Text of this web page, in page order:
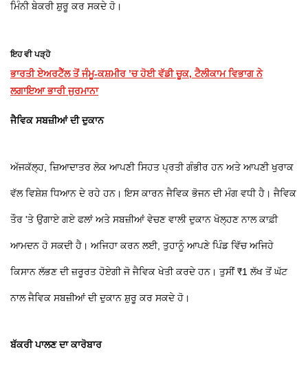
ਮਿੰਨੀ ਬੇਕਰੀ ਸ਼ੁਰੂ ਕਰ ਸਕਦੇ ਹੋ।
ਇਹ ਵੀ ਪੜ੍ਹੋ
ਭਾਰਤੀ ਏਅਰਟੈੱਲ ਤੋਂ ਜੰਮੂ-ਕਸ਼ਮੀਰ ’ਚ ਹੋਈ ਵੱਡੀ ਚੂਕ, ਟੈਲੀਕਾਮ ਵਿਭਾਗ ਨੇ
ਲਗਾਇਆ ਭਾਰੀ ਜੁਰਮਾਨਾ
ਜੈਵਿਕ ਸਬਜ਼ੀਆਂ ਦੀ ਦੁਕਾਨ
ਅੱਜਕੱਲ੍ਹ, ਜ਼ਿਆਦਾਤਰ ਲੋਕ ਆਪਣੀ ਸਿਹਤ ਪ੍ਰਤੀ ਗੰਭੀਰ ਹਨ ਅਤੇ ਆਪਣੀ ਖੁਰਾਕ
ਵੱਲ ਵਿਸ਼ੇਸ਼ ਧਿਆਨ ਦੇ ਰਹੇ ਹਨ। ਇਸ ਕਾਰਨ ਜੈਵਿਕ ਭੋਜਨ ਦੀ ਮੰਗ ਵਧੀ ਹੈ। ਜੈਵਿਕ
ਤੌਰ 'ਤੇ ਉਗਾਏ ਗਏ ਫਲਾਂ ਅਤੇ ਸਬਜ਼ੀਆਂ ਵੇਚਣ ਵਾਲੀ ਦੁਕਾਨ ਖੋਲ੍ਹਣ ਨਾਲ ਕਾਫ਼ੀ
ਆਮਦਨ ਹੋ ਸਕਦੀ ਹੈ। ਅਜਿਹਾ ਕਰਨ ਲਈ, ਤੁਹਾਨੂੰ ਆਪਣੇ ਪਿੰਡ ਵਿੱਚ ਅਜਿਹੇ
ਕਿਸਾਨ ਲੱਭਣ ਦੀ ਜ਼ਰੂਰਤ ਹੋਏਗੀ ਜੋ ਜੈਵਿਕ ਖੇਤੀ ਕਰਦੇ ਹਨ। ਤੁਸੀਂ ₹1 ਲੱਖ ਤੋਂ ਘੱਟ
ਨਾਲ ਜੈਵਿਕ ਸਬਜ਼ੀਆਂ ਦੀ ਦੁਕਾਨ ਸ਼ੁਰੂ ਕਰ ਸਕਦੇ ਹੋ।
ਬੱਕਰੀ ਪਾਲਣ ਦਾ ਕਾਰੋਬਾਰ